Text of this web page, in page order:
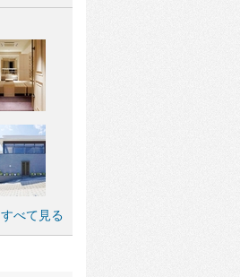
すべて見る